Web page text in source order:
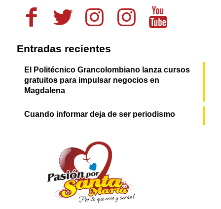
Entradas recientes
El Politécnico Grancolombiano lanza cursos
gratuitos para impulsar negocios en
Magdalena
Cuando informar deja de ser periodismo